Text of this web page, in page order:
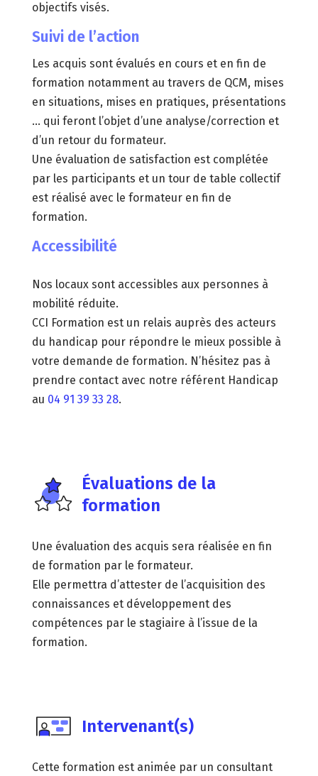
objectifs visés.
Suivi de l’action
Les acquis sont évalués en cours et en fin de
formation notamment au travers de QCM, mises
en situations, mises en pratiques, présentations
… qui feront l’objet d’une analyse/correction et
d’un retour du formateur.
Une évaluation de satisfaction est complétée
par les participants et un tour de table collectif
est réalisé avec le formateur en fin de
formation.
Accessibilité
Nos locaux sont accessibles aux personnes à
mobilité réduite.
CCI Formation est un relais auprès des acteurs
du handicap pour répondre le mieux possible à
votre demande de formation. N’hésitez pas à
prendre contact avec notre référent Handicap
au 04 91 39 33 28.
Évaluations de la
formation
Une évaluation des acquis sera réalisée en fin
de formation par le formateur.
Elle permettra d’attester de l’acquisition des
connaissances et développement des
compétences par le stagiaire à l’issue de la
formation.
Intervenant(s)
Cette formation est animée par un consultant